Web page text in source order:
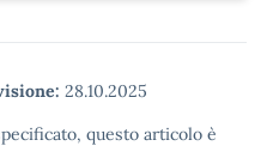
28.10.2025
questo articolo è